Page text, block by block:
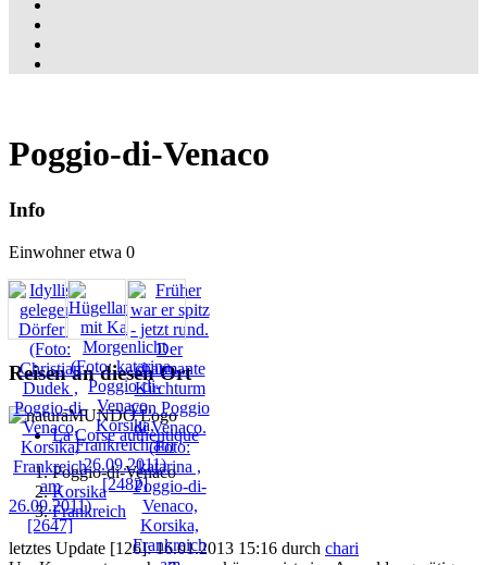
Poggio-di-Venaco
Info
Einwohner etwa 0
Reisen an diesen Ort
La Corse authentique
Poggio-di-Venaco
Korsika
Frankreich
letztes Update [126]: 16.01.2013 15:16 durch chari